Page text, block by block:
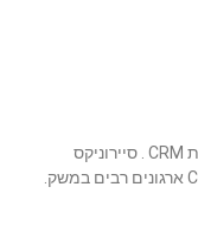
בית תוכנה למערכות CRM MyBusiness מערכות CRM . סיירוניקס
טכנולוגיות בע”מ מפתחת ומשווקת מערכות CRM ארגונים רבים במשק.